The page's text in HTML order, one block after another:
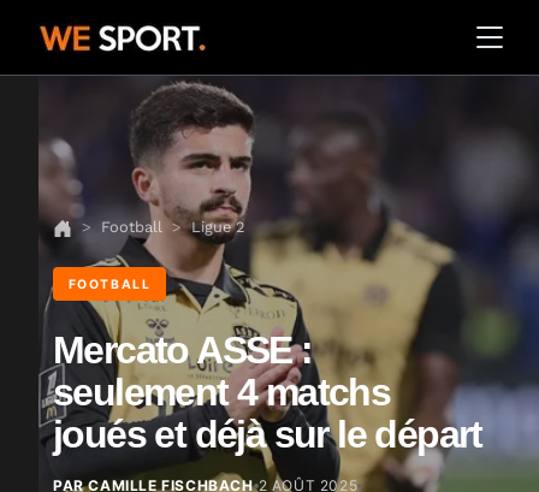
Football Ligue 2
FOOTBALL
Mercato ASSE :
seulement 4 matchs
joués et déjà sur le départ
PAR CAMILLE FISCHBACH 2 AOÛT 2025